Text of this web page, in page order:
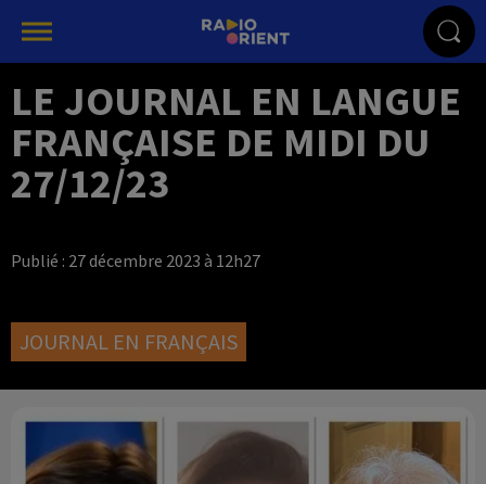
LE JOURNAL EN LANGUE
FRANÇAISE DE MIDI DU
27/12/23
Publié : 27 décembre 2023 à 12h27
JOURNAL EN FRANÇAIS